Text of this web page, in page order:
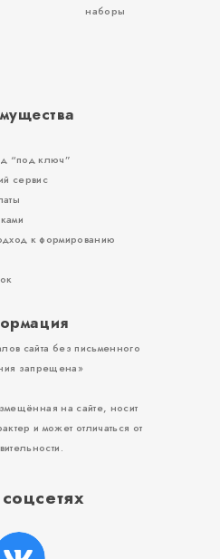
наборы
“под ключ”
сервис
к формированию
сайта без письменного
запрещена»
на сайте, носит
и может отличаться от